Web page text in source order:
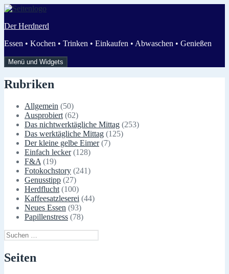
Zum
springen
Der Herdnerd
Essen • Kochen • Trinken • Einkaufen • Abwaschen • Genießen
Menü und Widgets
Rubriken
Allgemein (50)
Ausprobiert (62)
Das nichtwerktägliche Mittag (253)
Das werktägliche Mittag (125)
Der kleine gelbe Eimer(7)
Einfach lecker(128)
F&A (19)
Fotokochstory (241)
Genusstipp (27)
Herdflucht (100)
Kaffeesatzleserei (44)
Neues Essen (93)
Papillenstress (78)
Suchen
nach:
Seiten